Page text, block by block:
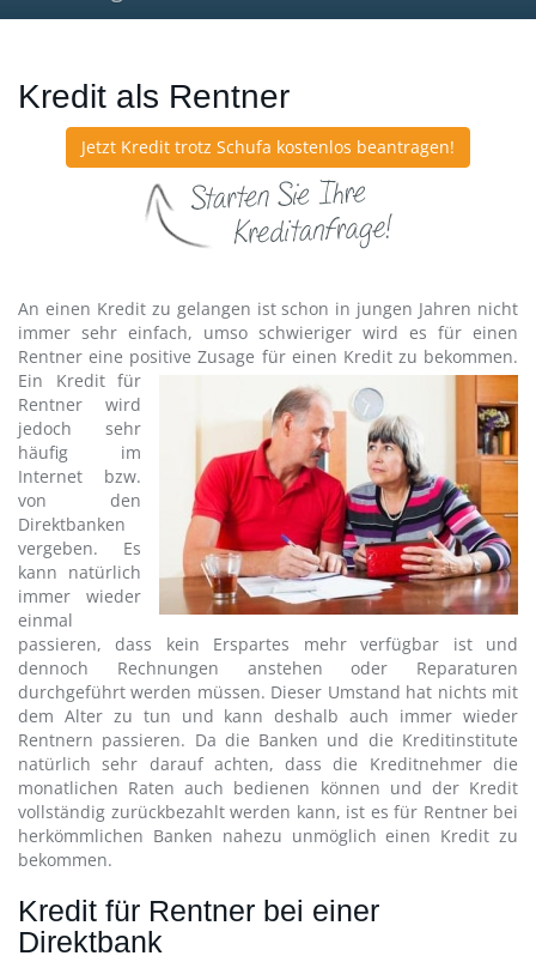
Kredit als Rentner
Jetzt Kredit trotz Schufa kostenlos beantragen!
An einen Kredit zu gelangen ist schon in jungen Jahren nicht
immer sehr einfach, umso schwieriger wird es für einen
Rentner eine positive Zusage für einen Kredit zu bekommen.
Ein Kredit für
Rentner wird
jedoch sehr
häufig im
Internet bzw.
von den
Direktbanken
vergeben. Es
kann natürlich
immer wieder
einmal
passieren, dass kein Erspartes mehr verfügbar ist und
dennoch Rechnungen anstehen oder Reparaturen
durchgeführt werden müssen. Dieser Umstand hat nichts mit
dem Alter zu tun und kann deshalb auch immer wieder
Rentnern passieren. Da die Banken und die Kreditinstitute
natürlich sehr darauf achten, dass die Kreditnehmer die
monatlichen Raten auch bedienen können und der Kredit
vollständig zurückbezahlt werden kann, ist es für Rentner bei
herkömmlichen Banken nahezu unmöglich einen Kredit zu
bekommen.
Kredit für Rentner bei einer
Direktbank